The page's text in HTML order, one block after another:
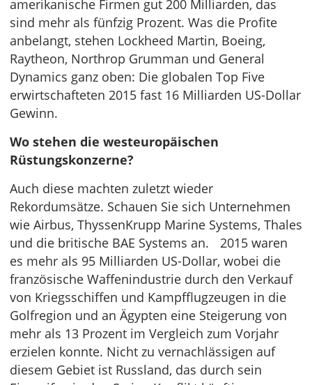
amerikanische Firmen gut 200 Milliarden, das
sind mehr als fünfzig Prozent. Was die Profite
anbelangt, stehen Lockheed Martin, Boeing,
Raytheon, Northrop Grumman und General
Dynamics ganz oben: Die globalen Top Five
erwirtschafteten 2015 fast 16 Milliarden US-Dollar
Gewinn.
Wo stehen die westeuropäischen
Rüstungskonzerne?
Auch diese machten zuletzt wieder
Rekordumsätze. Schauen Sie sich Unternehmen
wie Airbus, ThyssenKrupp Marine Systems, Thales
und die britische BAE Systems an. 2015 waren
es mehr als 95 Milliarden US-Dollar, wobei die
französische Waffenindustrie durch den Verkauf
von Kriegsschiffen und Kampfflugzeugen in die
Golfregion und an Ägypten eine Steigerung von
mehr als 13 Prozent im Vergleich zum Vorjahr
erzielen konnte. Nicht zu vernachlässigen auf
diesem Gebiet ist Russland, das durch sein